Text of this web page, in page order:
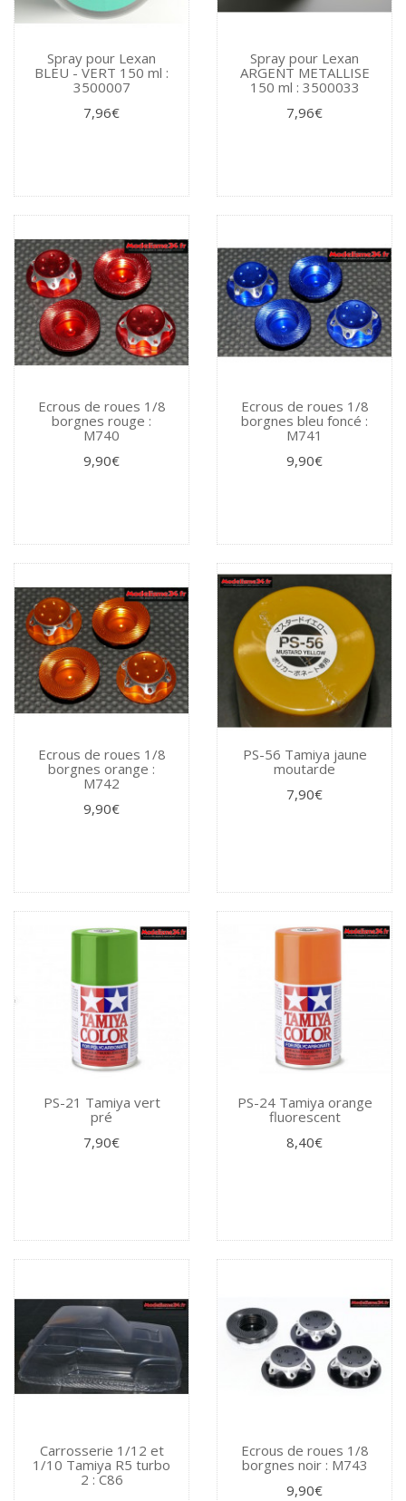
Spray pour Lexan
BLEU - VERT 150 ml :
3500007
7,96€
Spray pour Lexan
ARGENT METALLISE
150 ml : 3500033
7,96€
Ecrous de roues 1/8
borgnes rouge :
M740
9,90€
Ecrous de roues 1/8
borgnes bleu foncé :
M741
9,90€
Ecrous de roues 1/8
borgnes orange :
M742
9,90€
PS-56 Tamiya jaune
moutarde
7,90€
PS-21 Tamiya vert
pré
7,90€
PS-24 Tamiya orange
fluorescent
8,40€
Carrosserie 1/12 et
1/10 Tamiya R5 turbo
2 : C86
Ecrous de roues 1/8
borgnes noir : M743
9,90€